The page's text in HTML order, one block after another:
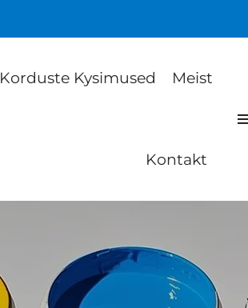
Korduste Kysimused Meist
Kontakt